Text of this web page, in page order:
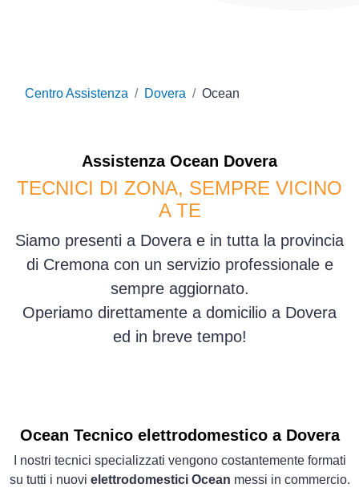
Centro Assistenza Dovera Ocean
Assistenza Ocean Dovera
TECNICI DI ZONA, SEMPRE VICINO
A TE
Siamo presenti a Dovera e in tutta la provincia
di Cremona con un servizio professionale e
sempre aggiornato.
Operiamo direttamente a domicilio a Dovera
ed in breve tempo!
Ocean Tecnico elettrodomestico a Dovera
I nostri tecnici specializzati vengono costantemente formati
su tutti i nuovi elettrodomestici Ocean messi in commercio.